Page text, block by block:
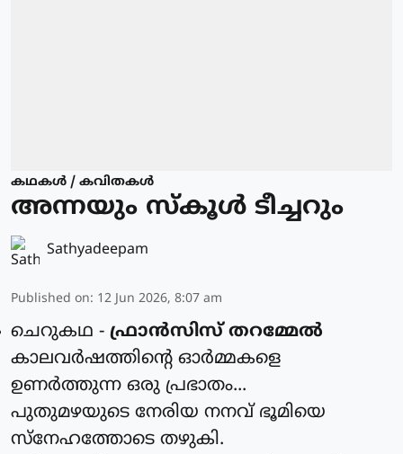
കഥകള്‍ / കവിതകള്‍
അന്നയും സ്കൂൾ ടീച്ചറും
Sathyadeepam
Published on: 12 Jun 2026, 8:07 am
ചെറുകഥ - ഫ്രാൻസിസ് തറമ്മേൽ
കാലവർഷത്തിന്റെ ഓർമ്മകളെ
ഉണർത്തുന്ന ഒരു പ്രഭാതം...
പുതുമഴയുടെ നേരിയ നനവ് ഭൂമിയെ
സ്നേഹത്തോടെ തഴുകി.